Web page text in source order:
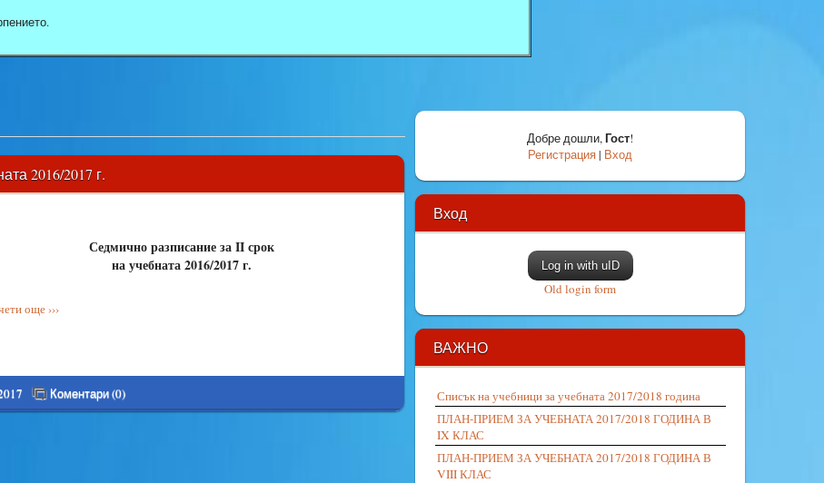
2016/2017 г.
Седмично разписаниеза II срок
на учебната 2016/2017 г.
още ›››
Коментари (0)
Добре дошли,Гост!
Регистрация| Вход
Вход
Log in with uID
Old login form
ВАЖНО
Списък на учебници за учебната 2017/2018 година
ПЛАН-ПРИЕМ ЗА УЧЕБНАТА 2017/2018 ГОДИНА В
IX КЛАС
ПЛАН-ПРИЕМ ЗА УЧЕБНАТА 2017/2018 ГОДИНА В
VIII КЛАС